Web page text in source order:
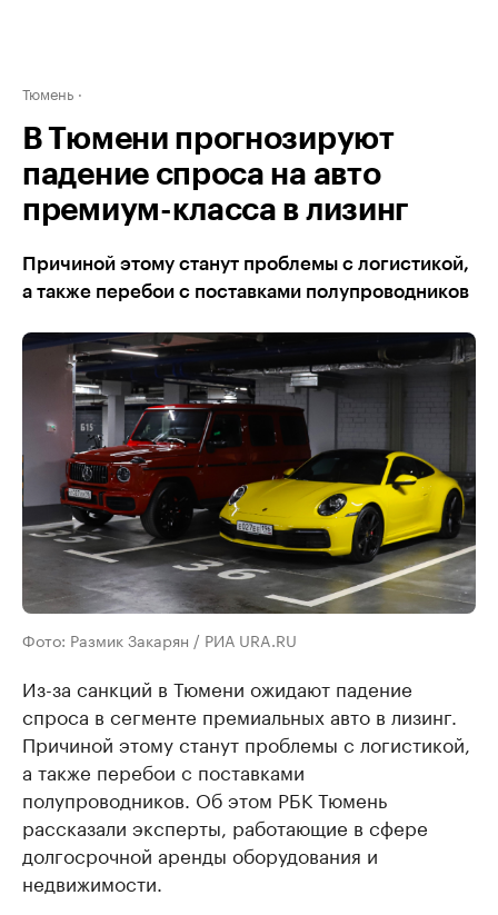
Тюмень
В Тюмени прогнозируют
падение спроса на авто
премиум-класса в лизинг
Причиной этому станут проблемы с логистикой,
а также перебои с поставками полупроводников
Фото: Размик Закарян / РИА URA.RU
Из-за санкций в Тюмени ожидают падение
спроса в сегменте премиальных авто в лизинг.
Причиной этому станут проблемы с логистикой,
а также перебои с поставками
полупроводников. Об этом РБК Тюмень
рассказали эксперты, работающие в сфере
долгосрочной аренды оборудования и
недвижимости.